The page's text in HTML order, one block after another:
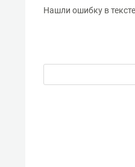
Нашли ошибку в